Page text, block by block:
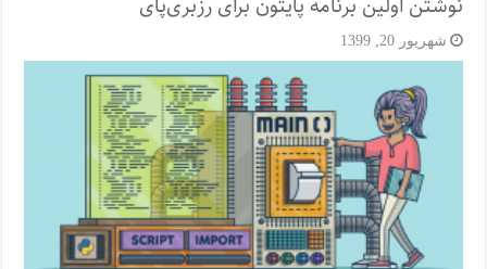
شهریور 20, 1399